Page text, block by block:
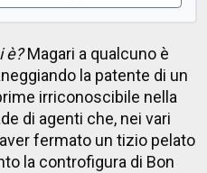
è?Magari a qualcuno è
la patente di un
irriconoscibile nella
di agenti che, nei vari
fermato un tizio pelato
la controfigura di Bon